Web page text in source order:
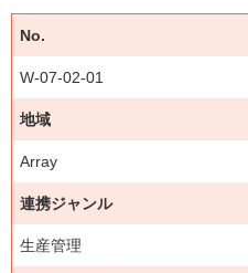
No.
W-07-02-01
地域
Array
連携ジャンル
生産管理